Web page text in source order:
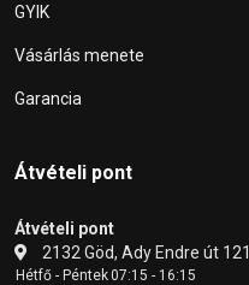
GYIK
Vásárlás menete
Garancia
Átvételi pont
Átvételi pont
2132 Göd, Ady Endre út 121.
Hétfő - Péntek07:15 - 16:15